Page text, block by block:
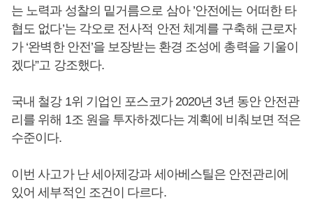
는 노력과 성찰의 밑거름으로 삼아 ’안전에는 어떠한 타
협도 없다’는 각오로 전사적 안전 체계를 구축해 근로자
가 ‘완벽한 안전’을 보장받는 환경 조성에 총력을 기울이
겠다”고 강조했다.
국내 철강 1위 기업인 포스코가 2020년 3년 동안 안전관
리를 위해 1조 원을 투자하겠다는 계획에 비춰보면 적은
수준이다.
이번 사고가 난 세아제강과 세아베스틸은 안전관리에
있어 세부적인 조건이 다르다.